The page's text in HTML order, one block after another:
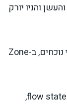
והניו יורק
הוא קורה כשאנחנו קורים, כשאנחנו לגמרי נוכחים, ב-Zone